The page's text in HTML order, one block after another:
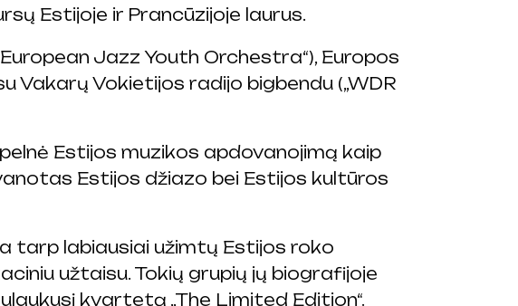
Estijoje ir Prancūzijoje laurus.
Jazz Youth Orchestra“), Europos
Vakarų Vokietijos radijo bigbendu („WDR
Estijos muzikos apdovanojimą kaip
Estijos džiazo bei Estijos kultūros
tarp labiausiai užimtų Estijos roko
užtaisu. Tokių grupių jų biografijoje
kvartetą „The Limited Edition“.